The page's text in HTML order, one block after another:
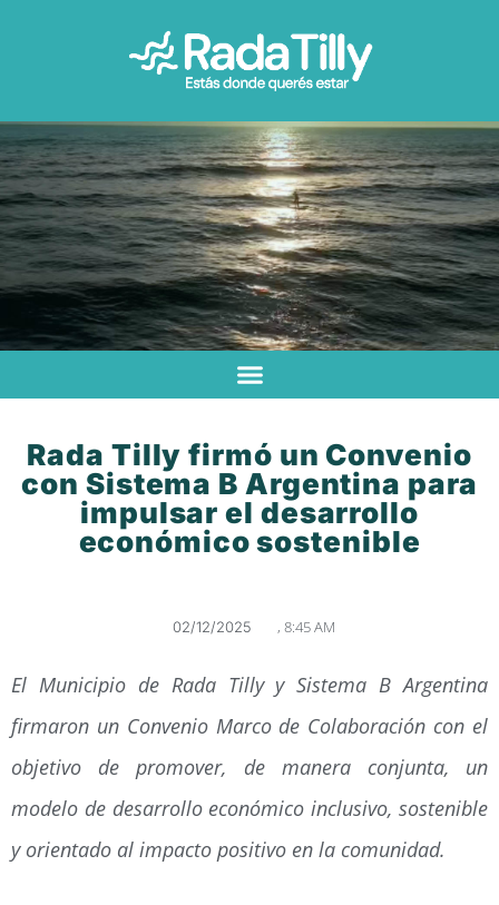
Rada Tilly firmó un Convenio
con Sistema B Argentina para
impulsar el desarrollo
económico sostenible
02/12/2025 , 8:45 AM
El Municipio de Rada Tilly y Sistema B Argentina
firmaron un Convenio Marco de Colaboración con el
objetivo de promover, de manera conjunta, un
modelo de desarrollo económico inclusivo, sostenible
y orientado al impacto positivo en la comunidad.